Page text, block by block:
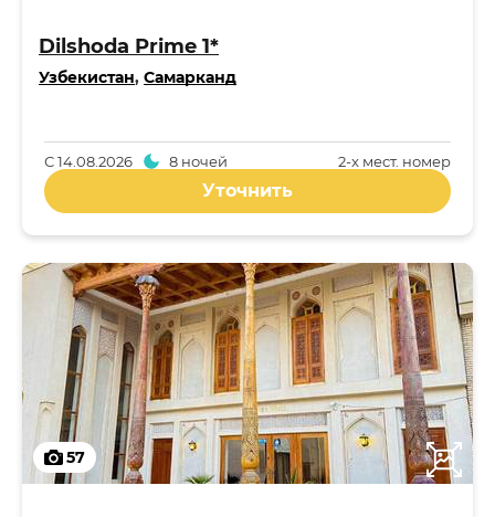
Dilshoda Prime 1*
Узбекистан, Самарканд
2-x мест. номер
С14.08.2026 8 ночей
Уточнить
57